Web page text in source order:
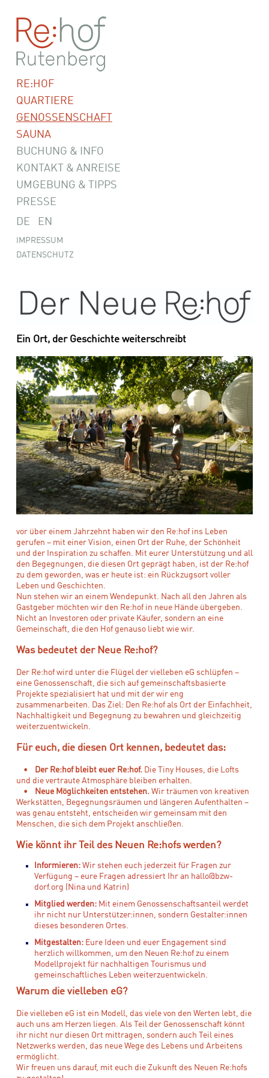
RE:HOF
QUARTIERE
GENOSSENSCHAFT
SAUNA
BUCHUNG & INFO
KONTAKT & ANREISE
UMGEBUNG & TIPPS
PRESSE
DE
EN
IMPRESSUM
DATENSCHUTZ
Ein Ort, der Geschichte weiterschreibt
vor über einem Jahrzehnt haben wir den Re:hof ins Leben
gerufen – mit einer Vision, einen Ort der Ruhe, der Schönheit
und der Inspiration zu schaffen. Mit eurer Unterstützung und all
den Begegnungen, die diesen Ort geprägt haben, ist der Re:hof
zu dem geworden, was er heute ist: ein Rückzugsort voller
Leben und Geschichten.
Nun stehen wir an einem Wendepunkt. Nach all den Jahren als
Gastgeber möchten wir den Re:hof in neue Hände übergeben.
Nicht an Investoren oder private Käufer, sondern an eine
Gemeinschaft, die den Hof genauso liebt wie wir.
Was bedeutet der Neue Re:hof?
Der Re:hof wird unter die Flügel der vielleben eG schlüpfen –
eine Genossenschaft, die sich auf gemeinschaftsbasierte
Projekte spezialisiert hat und mit der wir eng
zusammenarbeiten. Das Ziel: Den Re:hof als Ort der Einfachheit,
Nachhaltigkeit und Begegnung zu bewahren und gleichzeitig
weiterzuentwickeln.
Für euch, die diesen Ort kennen, bedeutet das:
• Der Re:hof bleibt euer Re:hof.Die Tiny Houses, die Lofts
und die vertraute Atmosphäre bleiben erhalten.
•
Neue Möglichkeiten entstehen.Wir träumen von kreativen
Werkstätten, Begegnungsräumen und längeren Aufenthalten –
was genau entsteht, entscheiden wir gemeinsam mit den
Menschen, die sich dem Projekt anschließen.
Wie könnt ihr Teil des Neuen Re:hofs werden?
Informieren:Wir stehen euch jederzeit für Fragen zur
Verfügung – eure Fragen adressiert Ihr an hallo@bzw-
dorf.org (Nina und Katrin)
Mitglied werden: Mit einem Genossenschaftsanteil werdet
ihr nicht nur Unterstützer:innen, sondern Gestalter:innen
dieses besonderen Ortes.
Mitgestalten: Eure Ideen und euer Engagement sind
herzlich willkommen, um den Neuen Re:hof zu einem
Modellprojekt für nachhaltigen Tourismus und
gemeinschaftliches Leben weiterzuentwickeln.
Warum die vielleben eG?
Die vielleben eG ist ein Modell, das viele von den Werten lebt, die
auch uns am Herzen liegen. Als Teil der Genossenschaft könnt
ihr nicht nur diesen Ort mittragen, sondern auch Teil eines
Netzwerks werden, das neue Wege des Lebens und Arbeitens
ermöglicht.
Wir freuen uns darauf, mit euch die Zukunft des Neuen Re:hofs